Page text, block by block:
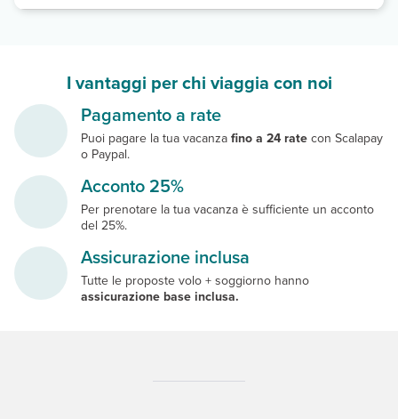
I vantaggi per chi viaggia con noi
Pagamento a rate
Puoi pagare la tua vacanza fino a 24 rate con Scalapay
o Paypal.
Acconto 25%
Per prenotare la tua vacanza è sufficiente un acconto
del 25%.
Assicurazione inclusa
Tutte le proposte volo + soggiorno hanno
assicurazione base inclusa.